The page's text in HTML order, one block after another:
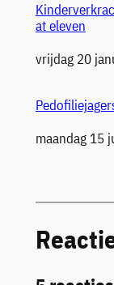
at eleven
Datum
vrijdag 20
Datum
maandag 15